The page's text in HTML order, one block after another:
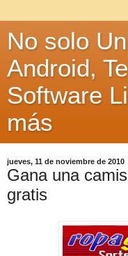
No solo
Android,
Software
más
jueves, 11 de noviembre de 2010
Gana una
gratis